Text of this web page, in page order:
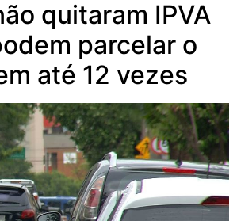
quitaram IPVA
parcelar o
até 12 vezes